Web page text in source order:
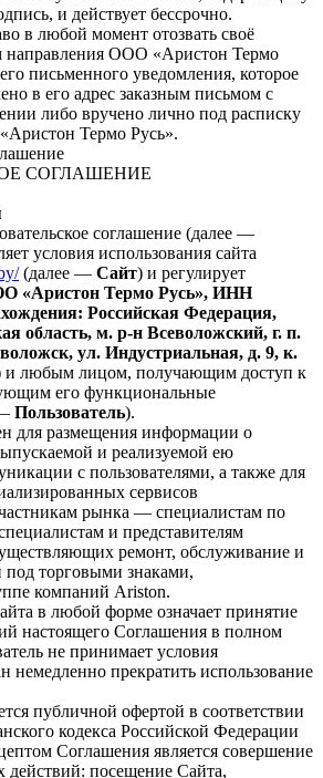
и действует бессрочно.
в любой момент отозвать своё
направления ООО «Аристон Термо
письменного уведомления, которое
в его адрес заказным письмом с
либо вручено лично под расписку
Термо Русь».
СОГЛАШЕНИЕ
соглашение (далее —
условия использования сайта
(далее — Сайт) и регулирует
«Аристон Термо Русь», ИНН
Российская Федерация,
область, м. р-н Всеволожский, г. п.
ул. Индустриальная, д. 9, к.
и любым лицом, получающим доступ к
его функциональные
Пользователь).
для размещения информации о
и реализуемой ею
с пользователями, а также для
сервисов
рынка — специалистам по
и представителям
ремонт, обслуживание и
под торговыми знаками,
компаний Ariston.
в любой форме означает принятие
настоящего Соглашения в полном
не принимает условия
немедленно прекратить использование
публичной офертой в соответствии
кодекса Российской Федерации
Соглашения является совершение
посещение Сайта,